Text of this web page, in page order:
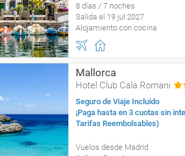
8 días / 7 noches
Salida el 19 jul 2027
Alojamiento con cocina
Mallorca
Hotel Club Cala Romani
Seguro de Viaje Incluido
¡Paga hasta en 3 cuotas sin
Tarifas Reembolsables)
Vuelos desde Madrid